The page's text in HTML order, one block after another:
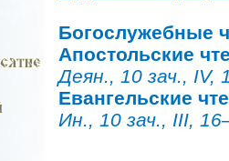
Богослужебные
Апостольские
Деян., 10 зач., IV,
Евангельские
Ин., 10 зач., III,